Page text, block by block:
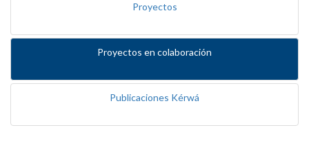
Proyectos
Proyectos en colaboración
Publicaciones Kérwá